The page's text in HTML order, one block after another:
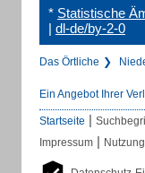
* Statistische
| dl-de/by-2-0
Das Örtliche
Ein Angebot Ihrer
Startseite |
Impressum |